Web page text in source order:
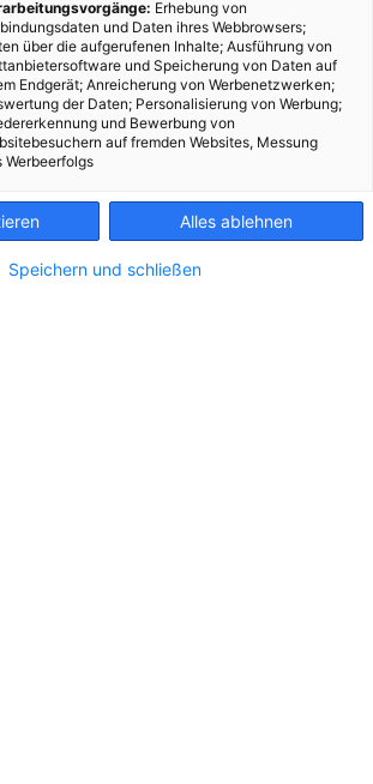
Erhebung von
und Daten ihres Webbrowsers;
über die aufgerufenen Inhalte; Ausführung von
und Speicherung von Daten auf
Endgerät; Anreicherung von Werbenetzwerken;
der Daten; Personalisierung von Werbung;
und Bewerbung von
auf fremden Websites, Messung
Werbeerfolgs
Alles ablehnen
Speichern und schließen